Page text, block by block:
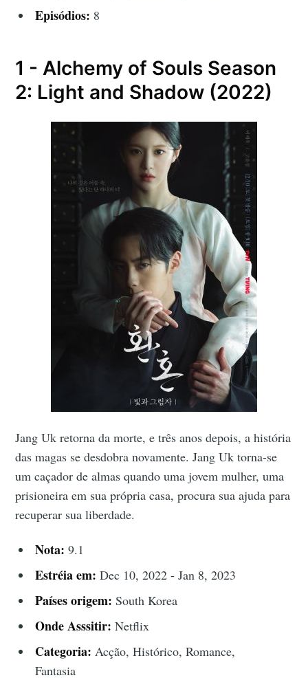
Episódios: 8
1 - Alchemy of Souls Season
2: Light and Shadow (2022)
Jang Uk retorna da morte, e três anos depois, a história
das magas se desdobra novamente. Jang Uk torna-se
um caçador de almas quando uma jovem mulher, uma
prisioneira em sua própria casa, procura sua ajuda para
recuperar sua liberdade.
Nota: 9.1
Estréia em: Dec 10, 2022 - Jan 8, 2023
Países origem: South Korea
Onde Asssitir: Netflix
Categoria: Acção, Histórico, Romance,
Fantasia